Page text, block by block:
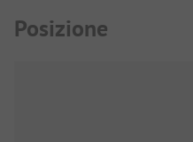
Posizione